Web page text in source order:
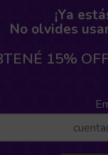
¡Ya
No olvides
15%